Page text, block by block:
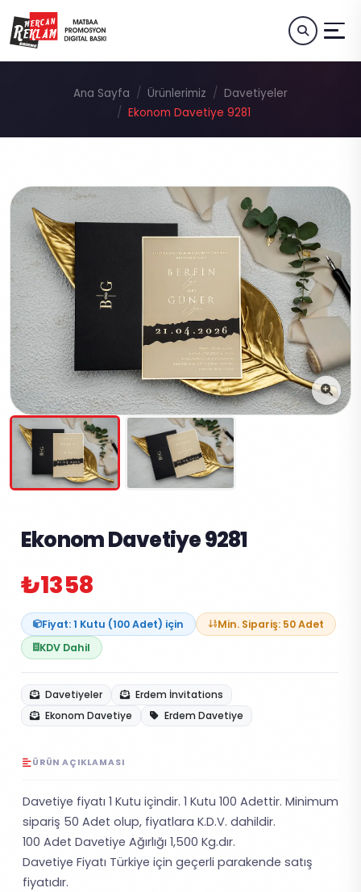
Ana Sayfa Ürünlerimiz
Davetiyeler
Ekonom Davetiye 9281
Ekonom Davetiye 9281
₺1358
Fiyat: 1 Kutu (100 Adet) için
Min. Sipariş: 50 Adet
KDV Dahil
Davetiyeler
Erdem İnvitations
Ekonom Davetiye
Erdem Davetiye
ÜRÜN AÇIKLAMASI
Davetiye fiyatı 1 Kutu içindir. 1 Kutu 100 Adettir. Minimum
sipariş 50 Adet olup, fiyatlara K.D.V. dahildir.
100 Adet Davetiye Ağırlığı 1,500 Kg.dır.
Davetiye Fiyatı Türkiye için geçerli parakende satış
fiyatıdır.